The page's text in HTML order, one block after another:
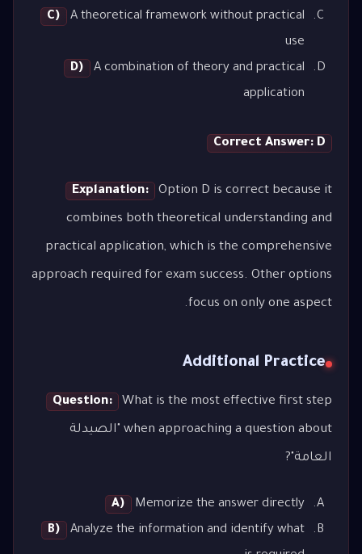
C)
A theoretical framework without practical
use
D)
A combination of theory and practical
application
Correct Answer: D
Explanation: Option D is correct because it
combines both theoretical understanding and
practical application, which is the comprehensive
approach required for exam success. Other options
focus on only one aspect.
Additional Practice
Question: What is the most effective first step
when approaching a question about "الصيدلة
العامة"?
A)
Memorize the answer directly
B)
Analyze the information and identify what